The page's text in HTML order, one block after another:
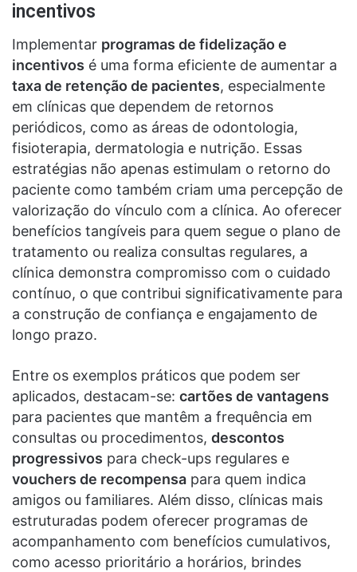
incentivos
Implementar programas de fidelização e
incentivos é uma forma eficiente de aumentar a
taxa de retenção de pacientes, especialmente
em clínicas que dependem de retornos
periódicos, como as áreas de odontologia,
fisioterapia, dermatologia e nutrição. Essas
estratégias não apenas estimulam o retorno do
paciente como também criam uma percepção de
valorização do vínculo com a clínica. Ao oferecer
benefícios tangíveis para quem segue o plano de
tratamento ou realiza consultas regulares, a
clínica demonstra compromisso com o cuidado
contínuo, o que contribui significativamente para
a construção de confiança e engajamento de
longo prazo.
Entre os exemplos práticos que podem ser
aplicados, destacam-se: cartões de vantagens
para pacientes que mantêm a frequência em
consultas ou procedimentos, descontos
progressivos para check-ups regulares e
vouchers de recompensa para quem indica
amigos ou familiares. Além disso, clínicas mais
estruturadas podem oferecer programas de
acompanhamento com benefícios cumulativos,
como acesso prioritário a horários, brindes